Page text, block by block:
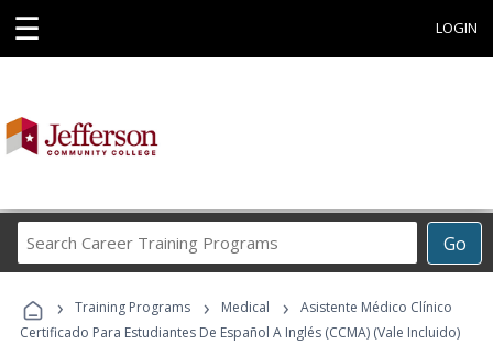
☰ LOGIN
Go
Career
Programs
› Training Programs › Medical ›
Asistente Médico Clínico
Certificado Para Estudiantes De Español A Inglés (CCMA) (Vale Incluido)